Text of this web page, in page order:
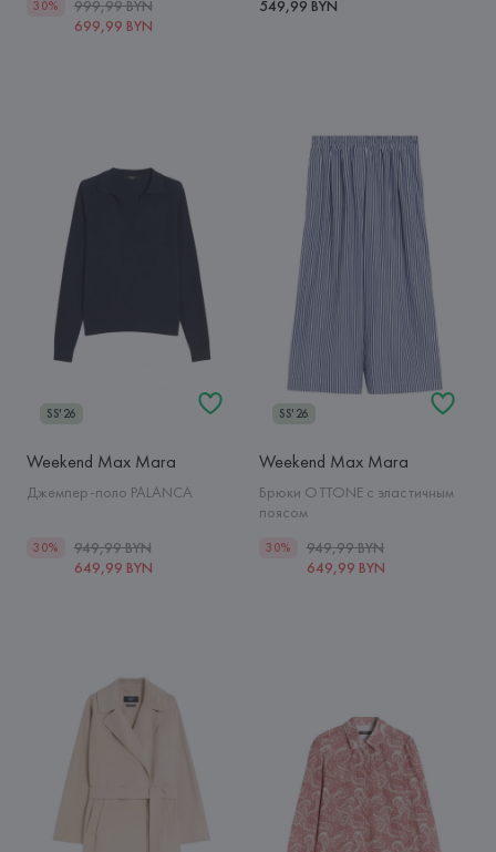
30%
999,99 BYN
699,99 BYN
549,99 BYN
SS'26
Weekend Max Mara
Джемпер-поло PALANCA
30%
949,99 BYN
649,99 BYN
SS'26
Weekend Max Mara
Брюки OTTONE с эластичным
поясом
30%
949,99 BYN
649,99 BYN